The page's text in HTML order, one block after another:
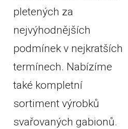
pletených za
nejvýhodnějších
podmínek v nejkratších
termínech. Nabízíme
také kompletní
sortiment výrobků
svařovaných gabionů.